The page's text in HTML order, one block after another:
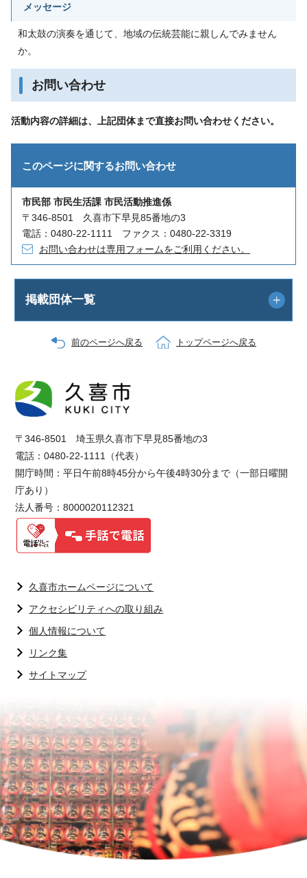
メッセージ
和太鼓の演奏を通じて、地域の伝統芸能に親しんでみません
か。
お問い合わせ
活動内容の詳細は、上記団体まで直接お問い合わせください。
このページに関するお問い合わせ
市民部 市民生活課 市民活動推進係
〒346-8501 久喜市下早見85番地の3
電話：0480-22-1111 ファクス：0480-22-3319
お問い合わせは専用フォームをご利用ください。
掲載団体一覧
前のページへ戻る トップページへ戻る
〒346-8501 埼玉県久喜市下早見85番地の3
電話：0480-22-1111（代表）
開庁時間：平日午前8時45分から午後4時30分まで（一部日曜開
庁あり）
法人番号：8000020112321
久喜市ホームページについて
アクセシビリティへの取り組み
個人情報について
リンク集
サイトマップ